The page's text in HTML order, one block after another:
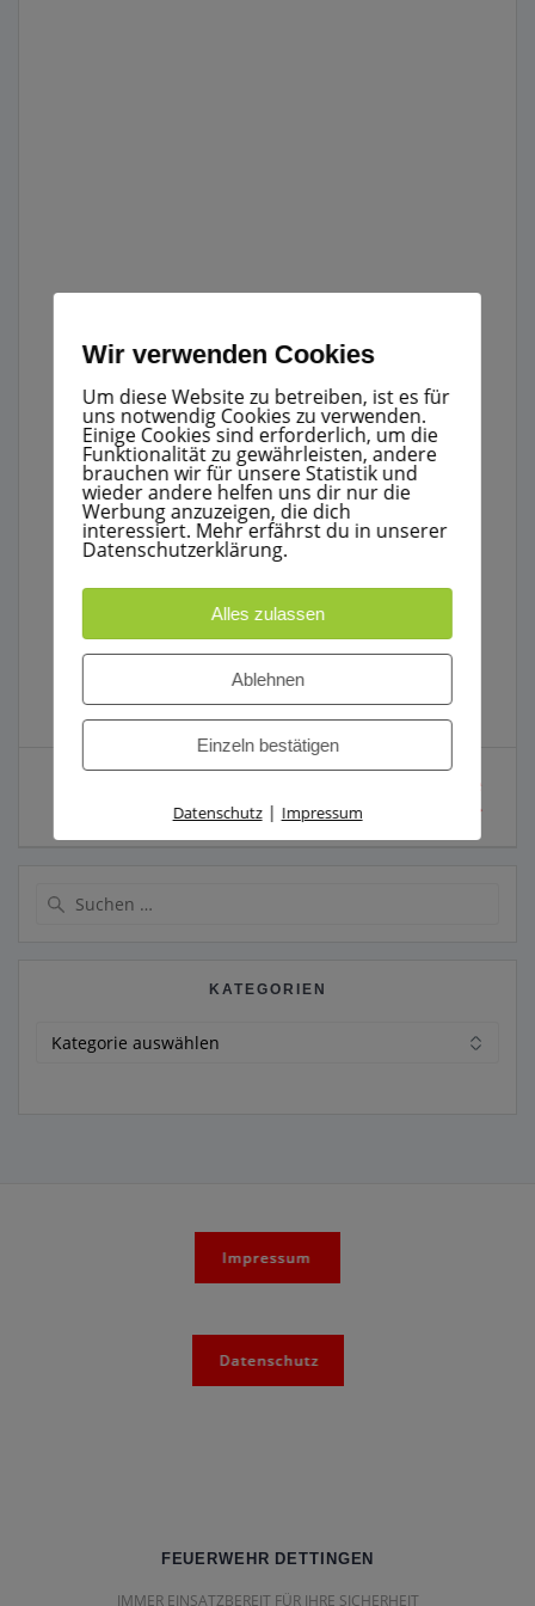
Beitragsnavigation
Beitrag:
Einsatz 01/2010 Ausgelöste
Brandmeldeanlage
KATEGORIEN
FEUERWEHR DETTINGEN
IMMER EINSATZBEREIT FÜR IHRE SICHERHEIT
Wir verwenden Cookies
Um diese Website zu betreiben, ist es für
uns notwendig Cookies zu verwenden.
Einige Cookies sind erforderlich, um die
Funktionalität zu gewährleisten, andere
brauchen wir für unsere Statistik und
wieder andere helfen uns dir nur die
Werbung anzuzeigen, die dich
interessiert. Mehr erfährst du in unserer
Datenschutzerklärung.
Alles zulassen
Ablehnen
Einzeln bestätigen
Datenschutz| Impressum